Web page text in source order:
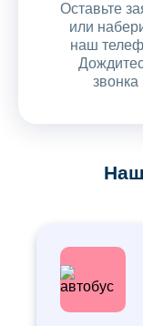
Оставьте
или
наш
звонка